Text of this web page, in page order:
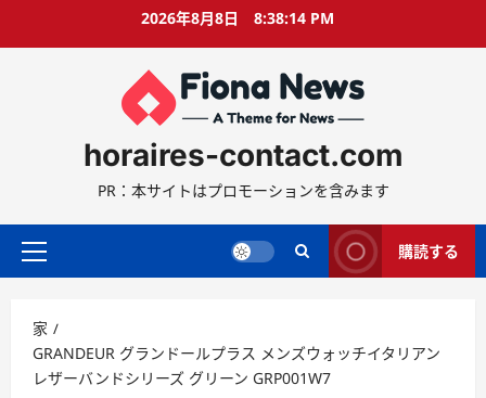
2026年8月8日 8:38:15 PM
horaires-contact.com
PR：本サイトはプロモーションを含みます
プ
マ
リ
ー
購読する
家
GRANDEUR グランドールプラス メンズウォッチイタリアン
レザーバンドシリーズ グリーン GRP001W7